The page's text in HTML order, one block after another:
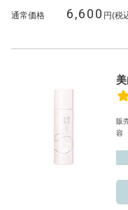
通常価格 6,600 円(税
販
容